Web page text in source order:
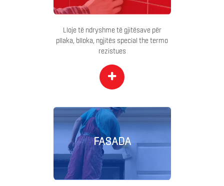
Lloje të ndryshme të gjitësave për
pllaka, blloka, ngjitës special the termo
rezistues
+
FASADA